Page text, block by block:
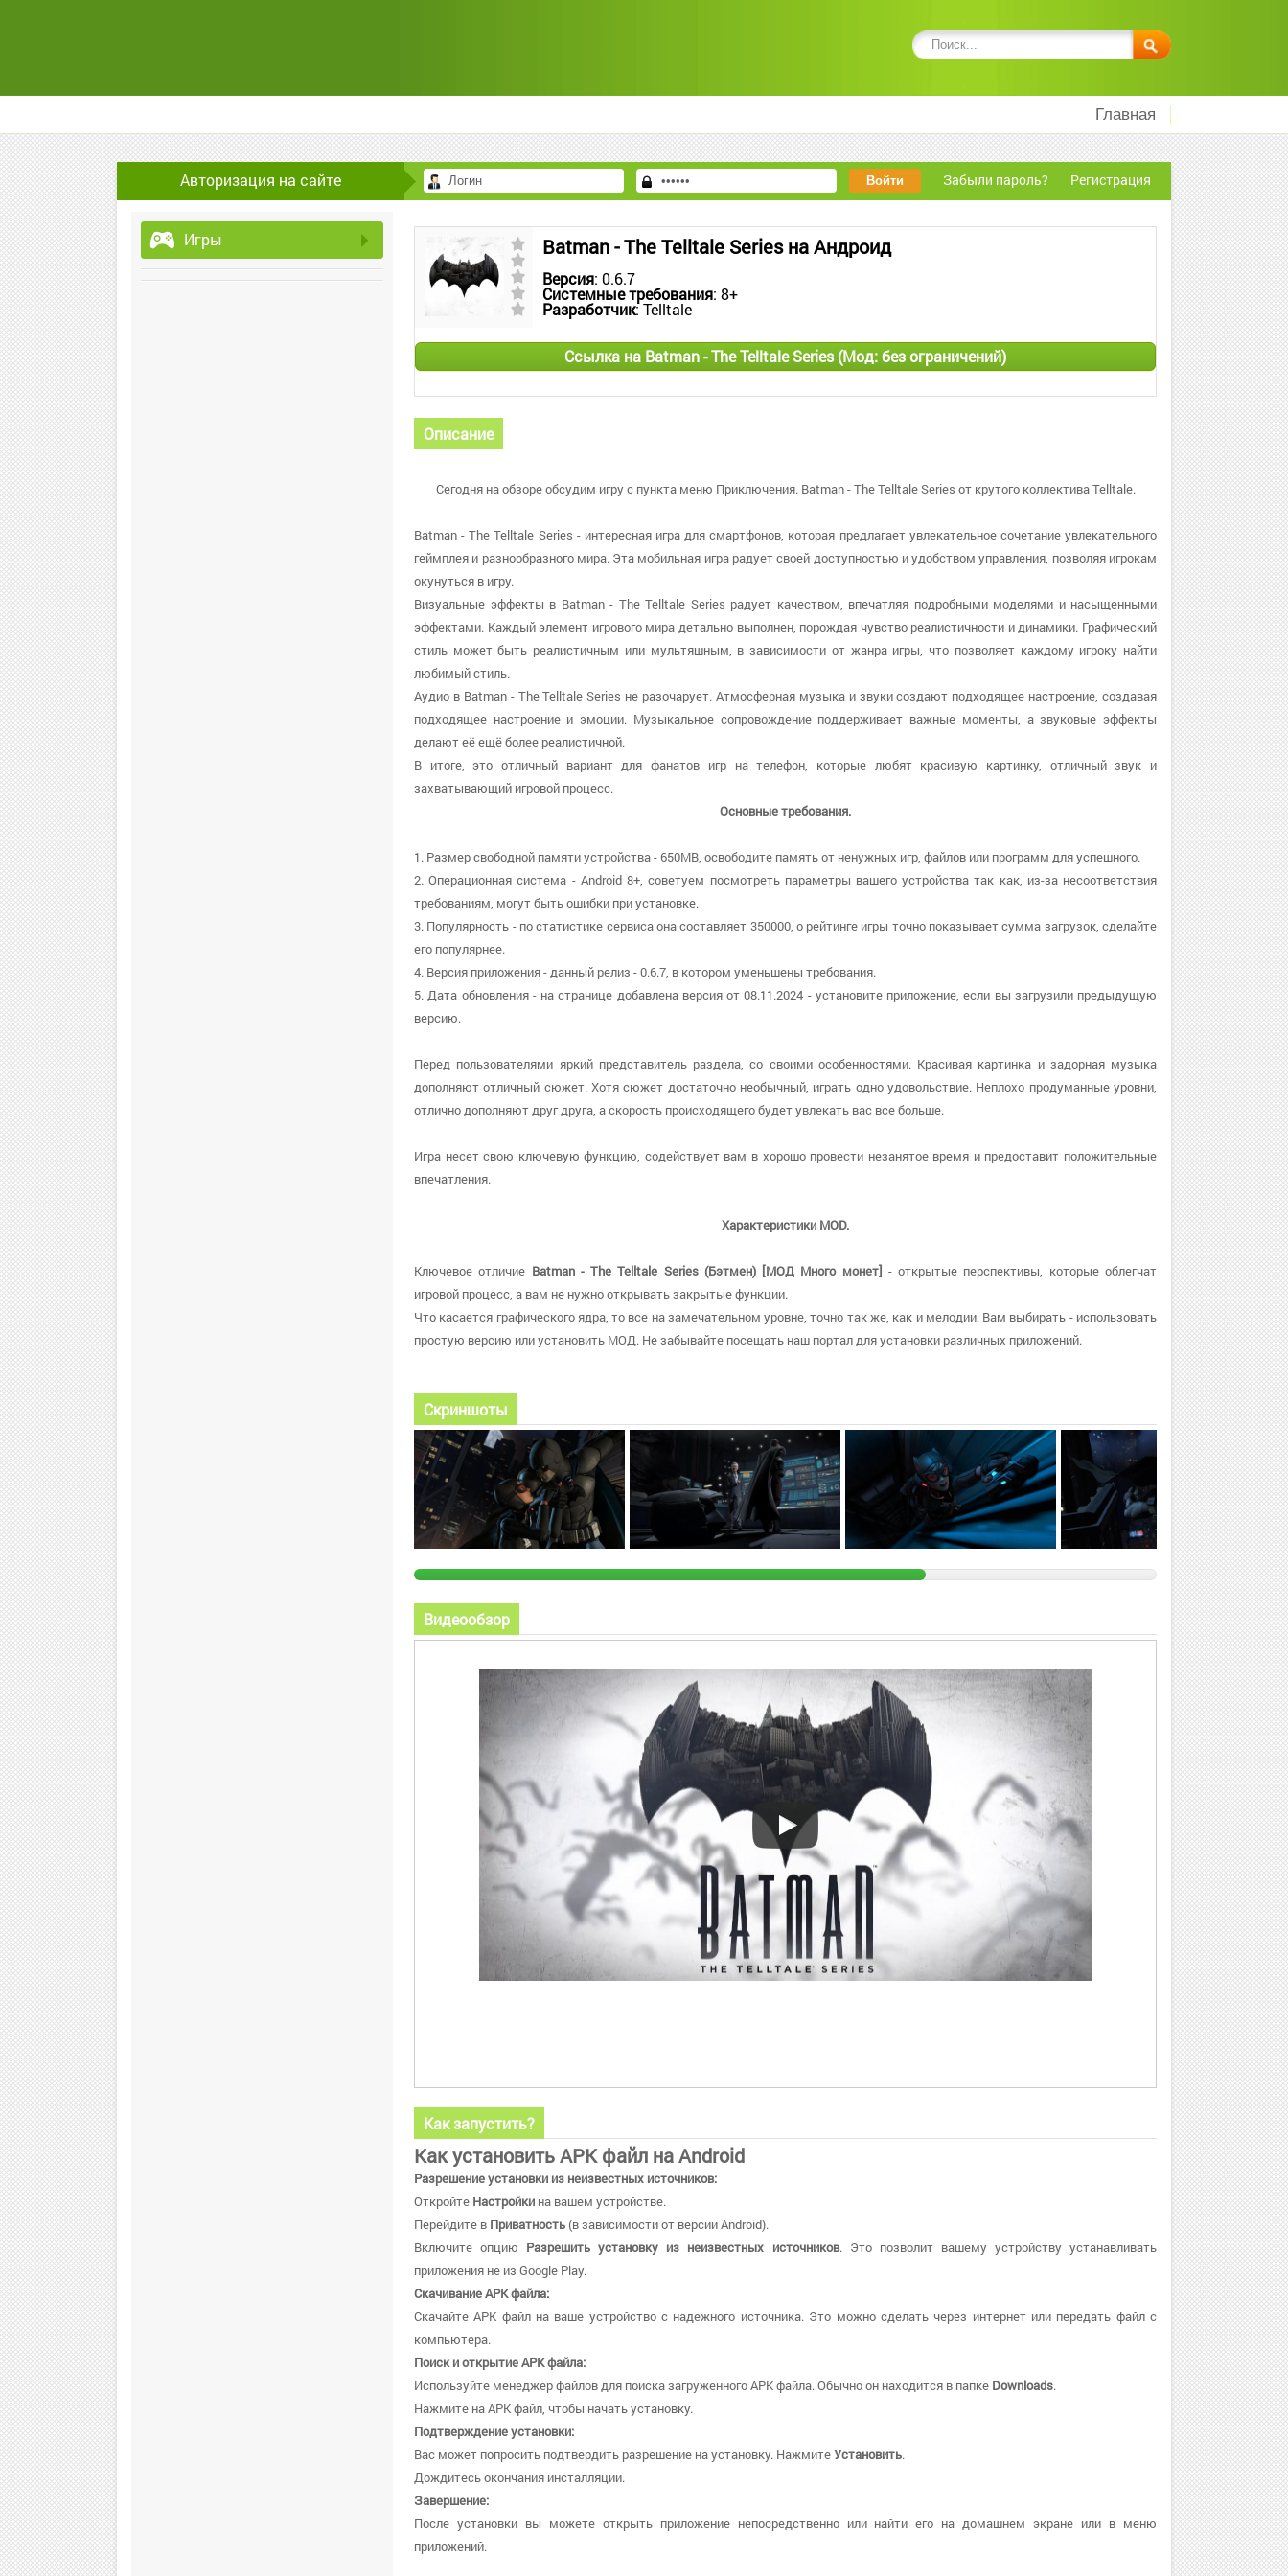
Главная
Авторизация на сайте Забыли пароль? Регистрация
Игры Batman - The Telltale Series на Андроид
Версия: 0.6.7
Системные требования: 8+
Разработчик: Telltale
Ссылка на Batman - The Telltale Series (Мод: без ограничений)
Описание
Сегодня на обзоре обсудим игру с пункта меню Приключения. Batman - The Telltale Series от крутого коллектива Telltale.
Batman - The Telltale Series - интересная игра для смартфонов, которая предлагает увлекательное сочетание увлекательного
геймплея и разнообразного мира. Эта мобильная игра радует своей доступностью и удобством управления, позволяя игрокам
окунуться в игру.
Визуальные эффекты в Batman - The Telltale Series радует качеством, впечатляя подробными моделями и насыщенными
эффектами. Каждый элемент игрового мира детально выполнен, порождая чувство реалистичности и динамики. Графический
стиль может быть реалистичным или мультяшным, в зависимости от жанра игры, что позволяет каждому игроку найти
любимый стиль.
Аудио в Batman - The Telltale Series не разочарует. Атмосферная музыка и звуки создают подходящее настроение, создавая
подходящее настроение и эмоции. Музыкальное сопровождение поддерживает важные моменты, а звуковые эффекты
делают её ещё более реалистичной.
В итоге, это отличный вариант для фанатов игр на телефон, которые любят красивую картинку, отличный звук и
захватывающий игровой процесс.
Основные требования.
1. Размер свободной памяти устройства - 650MB, освободите память от ненужных игр, файлов или программ для успешного.
2. Операционная система - Android 8+, советуем посмотреть параметры вашего устройства так как, из-за несоответствия
требованиям, могут быть ошибки при установке.
3. Популярность - по статистике сервиса она составляет 350000, о рейтинге игры точно показывает сумма загрузок, сделайте
его популярнее.
4. Версия приложения - данный релиз - 0.6.7, в котором уменьшены требования.
5. Дата обновления - на странице добавлена версия от 08.11.2024 - установите приложение, если вы загрузили предыдущую
версию.
Перед пользователями яркий представитель раздела, со своими особенностями. Красивая картинка и задорная музыка
дополняют отличный сюжет. Хотя сюжет достаточно необычный, играть одно удовольствие. Неплохо продуманные уровни,
отлично дополняют друг друга, а скорость происходящего будет увлекать вас все больше.
Игра несет свою ключевую функцию, содействует вам в хорошо провести незанятое время и предоставит положительные
впечатления.
Характеристики MOD.
Ключевое отличие Batman - The Telltale Series (Бэтмен) [МОД Много монет] - открытые перспективы, которые облегчат
игровой процесс, а вам не нужно открывать закрытые функции.
Что касается графического ядра, то все на замечательном уровне, точно так же, как и мелодии. Вам выбирать - использовать
простую версию или установить МОД. Не забывайте посещать наш портал для установки различных приложений.
Скриншоты
Видеообзор
Как запустить?
Как установить APK файл на Android
Разрешение установки из неизвестных источников:
Откройте Настройки на вашем устройстве.
Перейдите в Приватность (в зависимости от версии Android).
Включите опцию Разрешить установку из неизвестных источников. Это позволит вашему устройству устанавливать
приложения не из Google Play.
Скачивание APK файла:
Скачайте APK файл на ваше устройство с надежного источника. Это можно сделать через интернет или передать файл с
компьютера.
Поиск и открытие APK файла:
Используйте менеджер файлов для поиска загруженного APK файла. Обычно он находится в папке Downloads.
Нажмите на APK файл, чтобы начать установку.
Подтверждение установки:
Вас может попросить подтвердить разрешение на установку. НажмитеУстановить.
Дождитесь окончания инсталляции.
Завершение:
После установки вы можете открыть приложение непосредственно или найти его на домашнем экране или в меню
приложений.